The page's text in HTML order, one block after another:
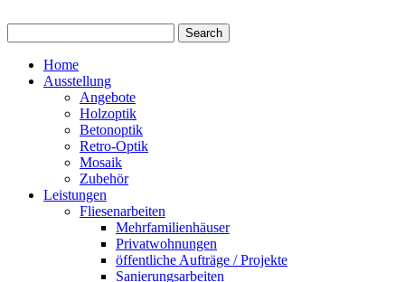
Home
Ausstellung
Angebote
Holzoptik
Betonoptik
Retro-Optik
Mosaik
Zubehör
Leistungen
Fliesenarbeiten
Mehrfamilienhäuser
Privatwohnungen
öffentliche Aufträge / Projekte
Sanierungsarbeiten